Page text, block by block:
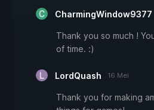
CharmingWindow9377
Thank you so much !
of time. :)
LordQuash 16 Mei
Thank you for making